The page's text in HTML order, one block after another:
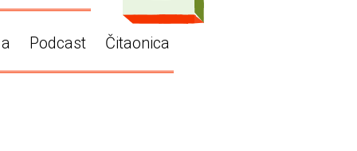
Podcast Čitaonica